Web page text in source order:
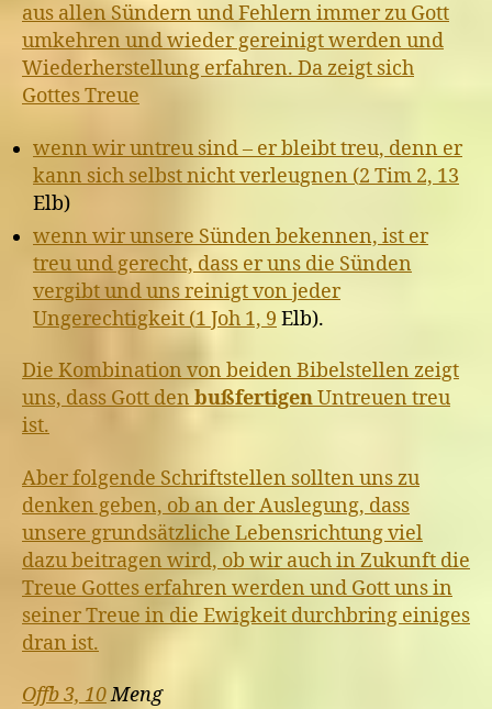
aus allen Sündern und Fehlern immer zu Gott
umkehren und wieder gereinigt werden und
Wiederherstellung erfahren. Da zeigt sich
Gottes Treue
wenn wir untreu sind – er bleibt treu, denn er
kann sich selbst nicht verleugnen (2 Tim 2, 13
Elb)
wenn wir unsere Sünden bekennen, ist er
treu und gerecht, dass er uns die Sünden
vergibt und uns reinigt von jeder
Ungerechtigkeit (1 Joh 1, 9 Elb).
Die Kombination von beiden Bibelstellen zeigt
uns, dass Gott den bußfertigenUntreuen treu
ist.
Aber folgende Schriftstellen sollten uns zu
denken geben, ob an der Auslegung, dass
unsere grundsätzliche Lebensrichtung viel
dazu beitragen wird, ob wir auch in Zukunft die
Treue Gottes erfahren werden und Gott uns in
seiner Treue in die Ewigkeit durchbring einiges
dran ist.
Offb 3, 10Meng